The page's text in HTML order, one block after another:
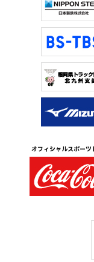
オフィシャルスポーツ